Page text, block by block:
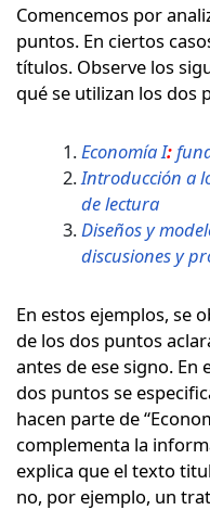
Comencemos por
puntos. En ciertos
títulos. Observe los
qué se utilizan los dos
Economía I:
Introducción a
de lectura
Diseños y
discusiones y
En estos ejemplos, se
de los dos puntos
antes de ese signo.
dos puntos se
hacen parte de
complementa la
explica que el texto
no, por ejemplo, un